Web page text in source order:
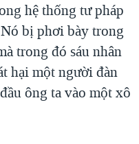
hệ thống tư pháp
bị phơi bày trong
trong đó sáu nhân
hại một người đàn
ông ta vào một xô